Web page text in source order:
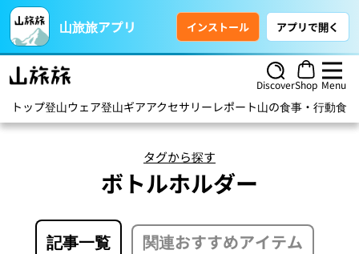
山旅旅アプリ インストール アプリで開く
DiscoverShop Menu
トップ登山ウェア登山ギアアクセサリー レポート山の食事・行動食
タグから探す
ボトルホルダー
記事一覧 関連おすすめアイテム